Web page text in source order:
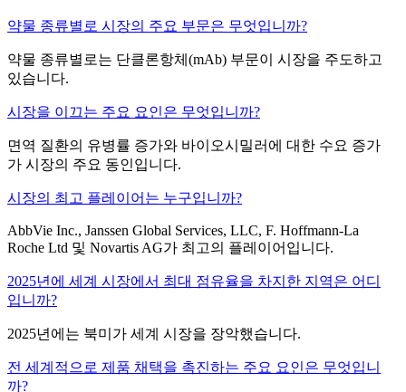
약물 종류별로 시장의 주요 부문은 무엇입니까?
약물 종류별로는 단클론항체(mAb) 부문이 시장을 주도하고
있습니다.
시장을 이끄는 주요 요인은 무엇입니까?
면역 질환의 유병률 증가와 바이오시밀러에 대한 수요 증가
가 시장의 주요 동인입니다.
시장의 최고 플레이어는 누구입니까?
AbbVie Inc., Janssen Global Services, LLC, F. Hoffmann-La
Roche Ltd 및 Novartis AG가 최고의 플레이어입니다.
2025년에 세계 시장에서 최대 점유율을 차지한 지역은 어디
입니까?
2025년에는 북미가 세계 시장을 장악했습니다.
전 세계적으로 제품 채택을 촉진하는 주요 요인은 무엇입니
까?